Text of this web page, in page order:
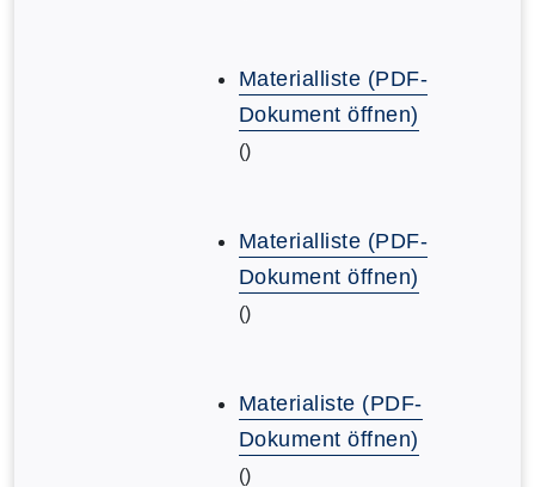
Materialliste (PDF-
Dokument öffnen)
()
Materialliste (PDF-
Dokument öffnen)
()
Materialiste (PDF-
Dokument öffnen)
()